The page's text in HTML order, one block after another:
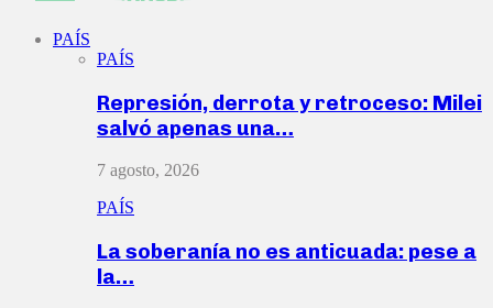
PAÍS
PAÍS
Represión, derrota y retroceso: Milei
salvó apenas una…
7 agosto, 2026
PAÍS
La soberanía no es anticuada: pese a
la…